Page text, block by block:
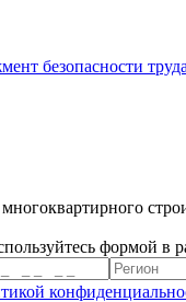
безопасности
формой в